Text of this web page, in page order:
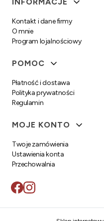
Kontakt i dane firmy
O mnie
Program lojalnościowy
POMOC
Płatność i dostawa
Polityka prywatności
Regulamin
MOJE KONTO
Twoje zamówienia
Ustawienia konta
Przechowalnia